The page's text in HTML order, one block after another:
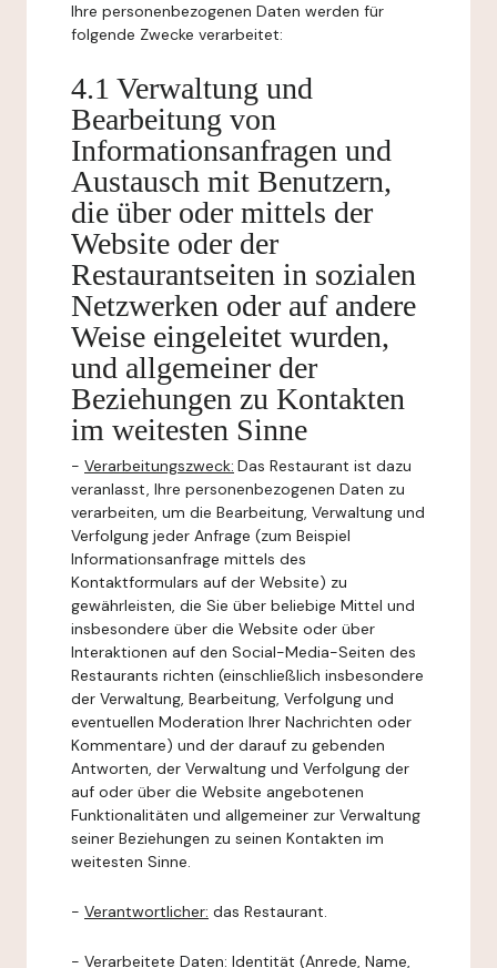
Ihre personenbezogenen Daten werden für
folgende Zwecke verarbeitet:
4.1 Verwaltung und
Bearbeitung von
Informationsanfragen und
Austausch mit Benutzern,
die über oder mittels der
Website oder der
Restaurantseiten in sozialen
Netzwerken oder auf andere
Weise eingeleitet wurden,
und allgemeiner der
Beziehungen zu Kontakten
im weitesten Sinne
- Verarbeitungszweck: Das Restaurant ist dazu
veranlasst, Ihre personenbezogenen Daten zu
verarbeiten, um die Bearbeitung, Verwaltung und
Verfolgung jeder Anfrage (zum Beispiel
Informationsanfrage mittels des
Kontaktformulars auf der Website) zu
gewährleisten, die Sie über beliebige Mittel und
insbesondere über die Website oder über
Interaktionen auf den Social-Media-Seiten des
Restaurants richten (einschließlich insbesondere
der Verwaltung, Bearbeitung, Verfolgung und
eventuellen Moderation Ihrer Nachrichten oder
Kommentare) und der darauf zu gebenden
Antworten, der Verwaltung und Verfolgung der
auf oder über die Website angebotenen
Funktionalitäten und allgemeiner zur Verwaltung
seiner Beziehungen zu seinen Kontakten im
weitesten Sinne.
- Verantwortlicher: das Restaurant.
- Verarbeitete Daten: Identität (Anrede, Name,